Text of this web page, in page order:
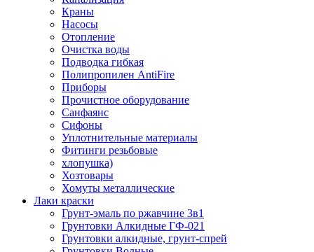
Краны
Насосы
Отопление
Очистка воды
Подводка гибкая
Полипропилен AntiFire
Приборы
Прочистное оборудование
Санфаянс
Сифоны
Уплотнительные материалы
Фитинги резьбовые
хлопушка)
Хозтовары
Хомуты металлические
Лаки краски
Грунт-эмаль по ржавчине 3в1
Грунтовки Алкидные ГФ-021
Грунтовки алкидные, грунт-спрей